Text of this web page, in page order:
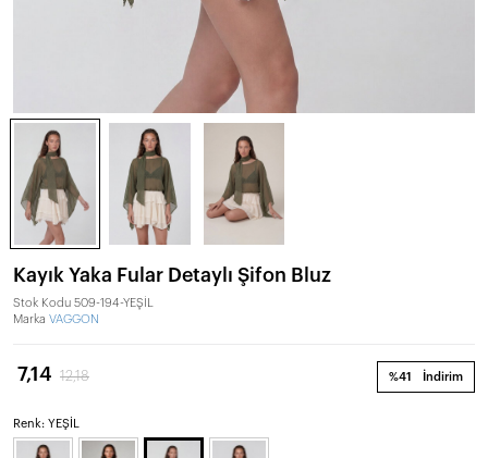
Kayık Yaka Fular Detaylı Şifon Bluz
Stok Kodu 509-194-YEŞİL
Marka VAGGON
%41 İndirim
7,14 12,18
Renk: YEŞİL